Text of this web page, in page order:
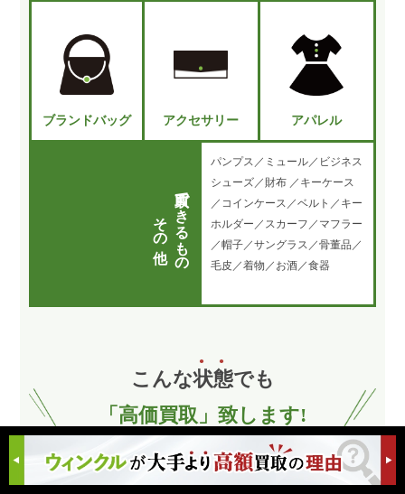
ブランドバッグ アクセサリー アパレル
買取できるもの
その他
パンプス／ミュール／ビジネス
シューズ／財布 ／キーケース
／コインケース／ベルト／キー
ホルダー／スカーフ／マフラー
／帽子／サングラス／骨董品／
毛皮／着物／お酒／食器
こんな状態でも
「高価買取」致します!